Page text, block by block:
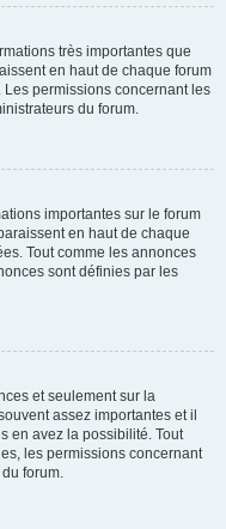
très importantes que
en haut de chaque forum
permissions concernant les
du forum.
importantes sur le forum
en haut de chaque
Tout comme les annonces
sont définies par les
et seulement sur la
assez importantes et il
en avez la possibilité. Tout
les permissions concernant
forum.